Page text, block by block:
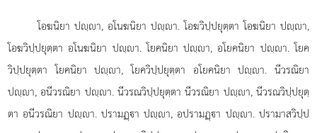
โอฆนิยา ปฺา, อโนฆนิยา ปฺา. โอฆวิปฺปยุตฺตา โอฆนิยา ปฺา,
โอฆวิปฺปยุตฺตา อโนฆนิยา ปฺา. โยคนิยา ปฺา, อโยคนิยา ปฺา. โยค
วิปฺปยุตฺตา โยคนิยา ปฺา, โยควิปฺปยุตฺตา อโยคนิยา ปฺา. นีวรณิยา
ปฺา, อนีวรณิยา ปฺา. นีวรณวิปฺปยุตฺตา นีวรณิยา ปฺา, นีวรณวิปฺปยุตฺ
ตา อนีวรณิยา ปฺา. ปรามฏฺา ปฺา, อปรามฏฺา ปฺา. ปรามาสวิปฺป